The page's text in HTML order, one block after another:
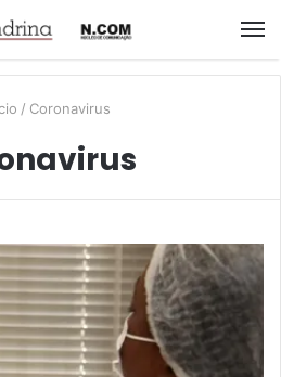
/ Coronavirus